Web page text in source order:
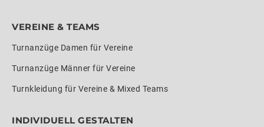
VEREINE & TEAMS
Turnanzüge Damen für Vereine
Turnanzüge Männer für Vereine
Turnkleidung für Vereine & Mixed Teams
INDIVIDUELL GESTALTEN